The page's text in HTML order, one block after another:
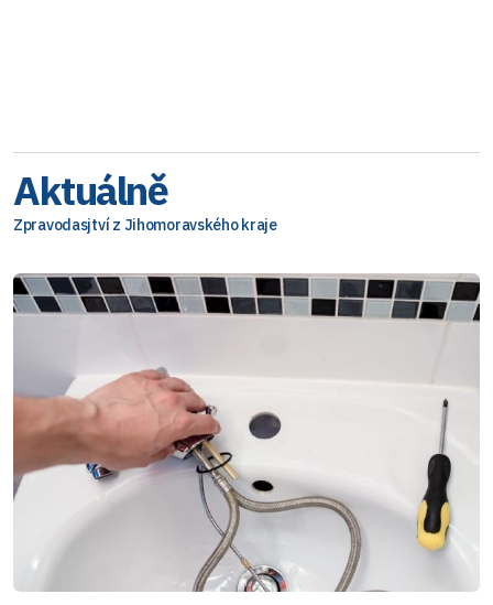
Aktuálně
Zpravodasjtví z Jihomoravského kraje